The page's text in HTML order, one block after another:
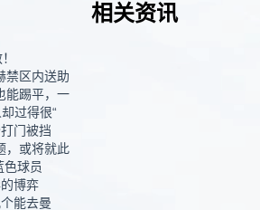
相关资讯
禁区内送助
能踢平，一
过得很“
门被挡
，或将就此
色球员
博弈
能去曼